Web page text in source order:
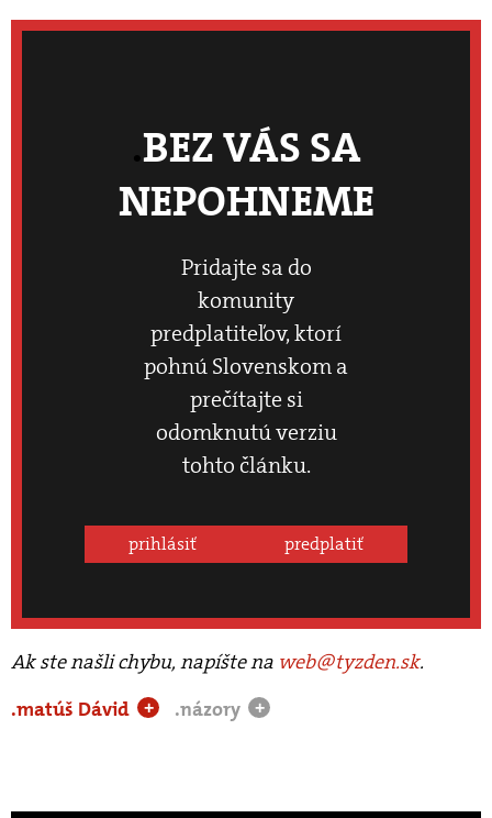
BEZ VÁS SA
NEPOHNEME
Pridajte sa do
komunity
predplatiteľov, ktorí
pohnú Slovenskom a
prečítajte si
odomknutú verziu
tohto článku.
prihlásiť predplatiť
Ak ste našli chybu, napíšte na web@tyzden.sk.
.matúš Dávid
+ .názory +